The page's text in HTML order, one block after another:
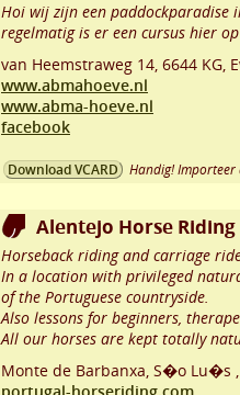
Hoi wij zijn een paddockparadise
regelmatig is er een cursus hier
van Heemstraweg 14, 6644 KG,
www.abmahoeve.nl
www.abma-hoeve.nl
facebook
Download VCARD Handig!
Alentejo Horse
Horseback riding and carriage
In a location with privileged
of the Portuguese countryside.
Also lessons for beginners,
All our horses are kept totally
Monte de Barbanxa, S�o Lu�s ,